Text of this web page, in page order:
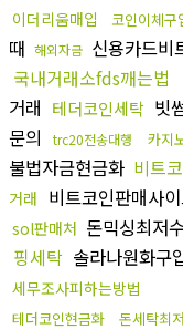
이더리움매입 코인이체구
때 해외자금 신용카드비
국내거래소fds깨는법
거래 테더코인세탁 빗
문의
trc20전송대행 카지
불법자금현금화 비트
거래 비트코인판매사
sol판매처 돈믹싱최저
핑세탁 솔라나원화구
세무조사피하는방법
테더코인현금화 돈세탁최